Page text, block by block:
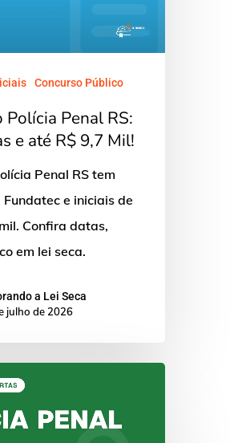
Concurso Público
Polícia Penal RS:
e até R$ 9,7 Mil!
Penal RS tem
e iniciais de
Confira datas,
em lei seca.
a Lei Seca
julho de 2026